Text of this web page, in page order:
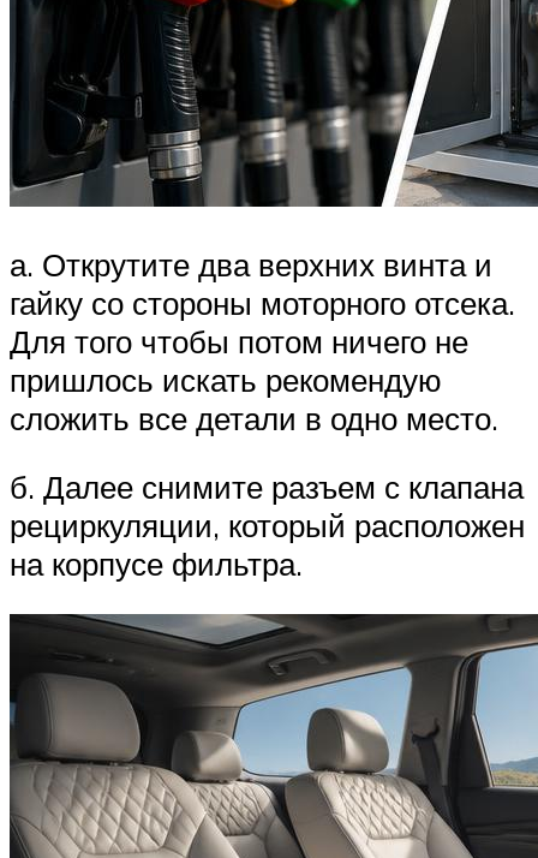
а. Открутите два верхних винта и
гайку со стороны моторного отсека.
Для того чтобы потом ничего не
пришлось искать рекомендую
сложить все детали в одно место.
б. Далее снимите разъем с клапана
рециркуляции, который расположен
на корпусе фильтра.